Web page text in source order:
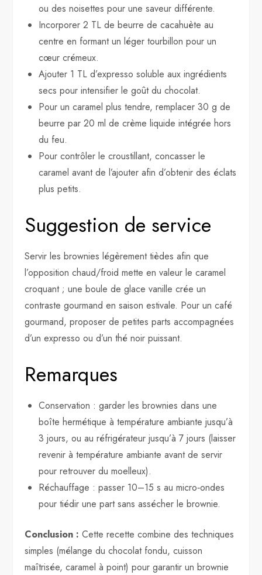
ou des noisettes pour une saveur différente.
Incorporer 2 TL de beurre de cacahuète au
centre en formant un léger tourbillon pour un
cœur crémeux.
Ajouter 1 TL d’expresso soluble aux ingrédients
secs pour intensifier le goût du chocolat.
Pour un caramel plus tendre, remplacer 30 g de
beurre par 20 ml de crème liquide intégrée hors
du feu.
Pour contrôler le croustillant, concasser le
caramel avant de l’ajouter afin d’obtenir des éclats
plus petits.
Suggestion de service
Servir les brownies légèrement tièdes afin que
l’opposition chaud/froid mette en valeur le caramel
croquant ; une boule de glace vanille crée un
contraste gourmand en saison estivale. Pour un café
gourmand, proposer de petites parts accompagnées
d’un expresso ou d’un thé noir puissant.
Remarques
Conservation : garder les brownies dans une
boîte hermétique à température ambiante jusqu’à
3 jours, ou au réfrigérateur jusqu’à 7 jours (laisser
revenir à température ambiante avant de servir
pour retrouver du moelleux).
Réchauffage : passer 10–15 s au micro‑ondes
pour tiédir une part sans assécher le brownie.
Conclusion : Cette recette combine des techniques
simples (mélange du chocolat fondu, cuisson
maîtrisée, caramel à point) pour garantir un brownie